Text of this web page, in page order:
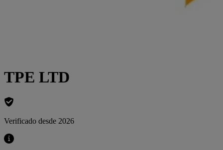
TPE LTD
Verificado desde 2026